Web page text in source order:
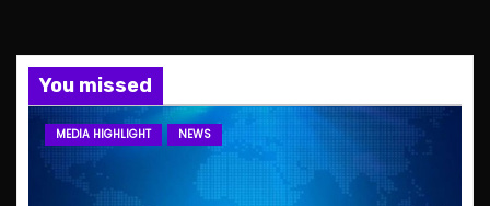
You missed
MEDIA HIGHLIGHT NEWS